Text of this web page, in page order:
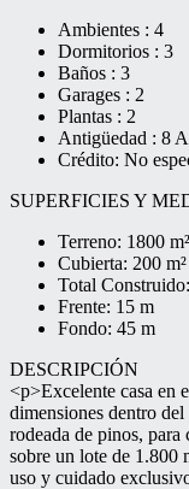
Ambientes : 4
Dormitorios : 3
Baños : 3
Garages : 2
Plantas : 2
Antigüedad : 8
Crédito: No
SUPERFICIES Y
Terreno: 1800 m²
Cubierta: 200 m²
Total
Frente: 15 m
Fondo: 45 m
DESCRIPCIÓN
<p>Excelente casa en
dimensiones dentro
rodeada de pinos,
sobre un lote de 1.800
uso y cuidado